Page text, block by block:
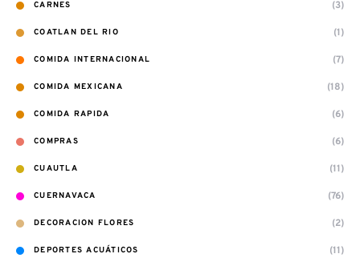
CARNES (3)
COATLAN DEL RIO (1)
COMIDA INTERNACIONAL (7)
COMIDA MEXICANA (18)
COMIDA RAPIDA (6)
COMPRAS (6)
CUAUTLA (11)
CUERNAVACA (76)
DECORACION FLORES (2)
DEPORTES ACUÁTICOS (11)